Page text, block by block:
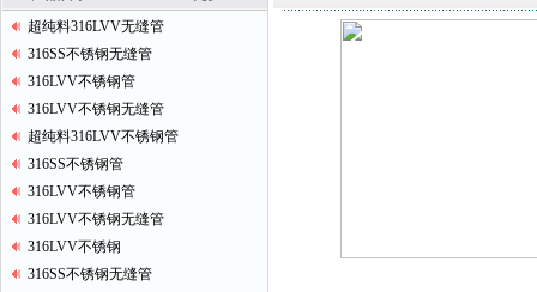
超纯料316LVV无缝管
316SS不锈钢无缝管
316LVV不锈钢管
316LVV不锈钢无缝管
超纯料316LVV不锈钢管
316SS不锈钢管
316LVV不锈钢管
316LVV不锈钢无缝管
316LVV不锈钢
316SS不锈钢无缝管